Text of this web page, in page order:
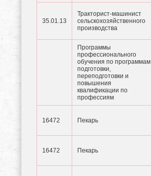
35.01.13
Тракторист-машинист
сельскохозяйственного
производства
Программы
профессионального
обучения по программам
подготовки,
переподготовки и
повышения
квалификации по
профессиям
16472 Пекарь
16472 Пекарь